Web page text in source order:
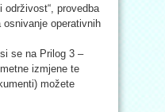
održivost“, provedba
osnivanje operativnih
se na Prilog 3 –
izmjene te
možete